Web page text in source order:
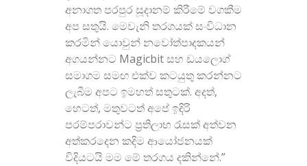
අනාගත පරපුර සූදානම් කිරීමේ වගකීම
අප සතුයි. මෙවැනි තරගයක් සංවිධාන
කරමින් යොවුන් නවෝත්පාදකයන්
අගයන්නට Magicbit සහ ඩයලොග්
සමාගම සමඟ එක්ව කටයුතු කරන්නට
ලැබීම අපට ඉමහත් සතුටක්. අදත්,
හෙටත්, මතුවටත් අපේ ඉදිරි
පරම්පරාවන්ට ප්‍රතිලාභ රැසක් අත්වන
අත්කරදෙන කදිම ආයෝජනයක්
විදියටයි මම මේ තරගය දකින්නේ.”